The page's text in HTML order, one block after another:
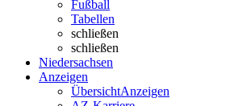
Fußball
Tabellen
schließen
schließen
Niedersachsen
Anzeigen
ÜbersichtAnzeigen